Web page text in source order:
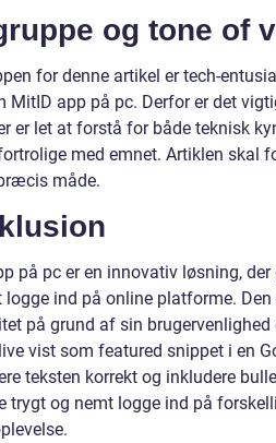
og tone of
for denne artikel er tech-
MitID app på pc. Derfor er det
er let at forstå for både teknisk
med emnet. Artiklen skal
måde.
på pc er en innovativ løsning,
logge ind på online platforme.
på grund af sin
vist som featured snippet i en
teksten korrekt og inkludere
trygt og nemt logge ind på